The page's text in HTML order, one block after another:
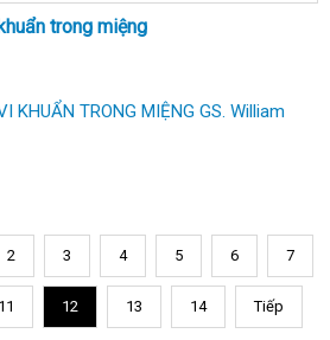
trong miệng
KHUẨN TRONG MIỆNG GS. William
2 3 4 5 6 7
11 12 13 14 Tiếp